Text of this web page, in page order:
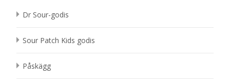
Dr Sour-godis
Sour Patch Kids godis
Påskägg